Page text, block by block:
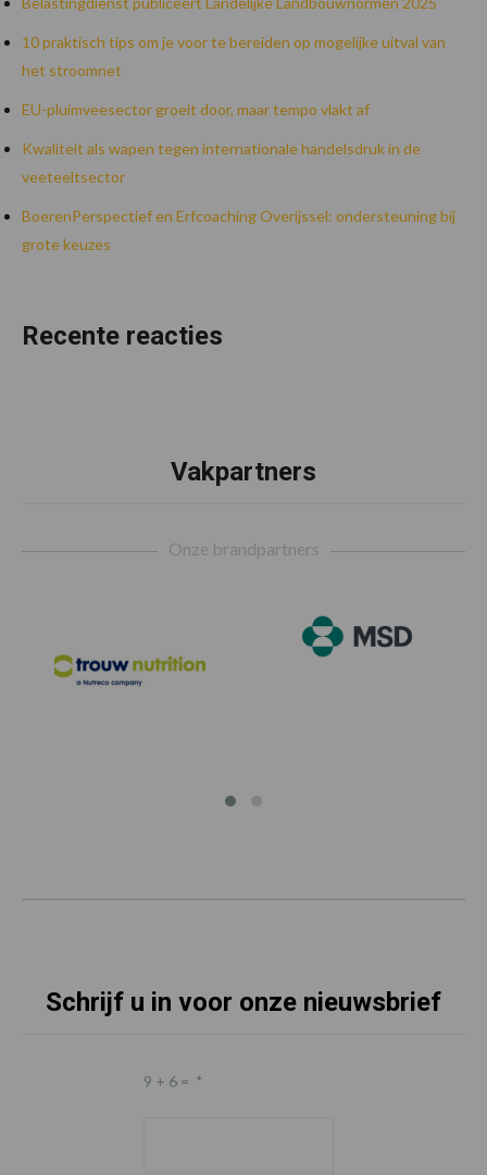
10 praktisch tips om je voor te bereiden op mogelijke uitval van
het stroomnet
EU-pluimveesector groeit door, maar tempo vlakt af
Kwaliteit als wapen tegen internationale handelsdruk in de
veeteeltsector
BoerenPerspectief en Erfcoaching Overijssel: ondersteuning bij
grote keuzes
Recente reacties
Vakpartners
Onze brandpartners
Schrijf u in voor onze nieuwsbrief
9 + 6 = *